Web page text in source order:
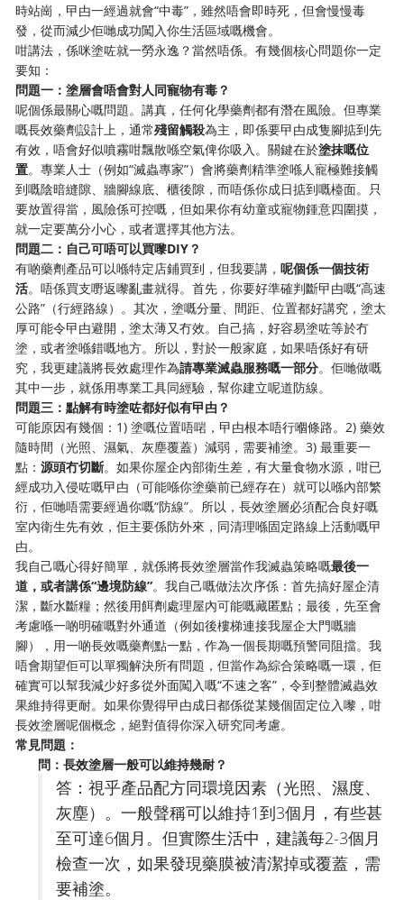
時站崗，曱甴一經過就會“中毒”，雖然唔會即時死，但會慢慢毒
發，從而減少佢哋成功闖入你生活區域嘅機會。
咁講法，係咪塗咗就一勞永逸？當然唔係。有幾個核心問題你一定
要知：
問題一：塗層會唔會對人同寵物有毒？
呢個係最關心嘅問題。講真，任何化學藥劑都有潛在風險。但專業
嘅長效藥劑設計上，通常殘留觸殺為主，即係要曱甴成隻腳掂到先
有效，唔會好似噴霧咁飄散喺空氣俾你吸入。關鍵在於塗抹嘅位
置。專業人士（例如“滅蟲專家”）會將藥劑精準塗喺人寵極難接觸
到嘅陰暗縫隙、牆腳線底、櫃後隙，而唔係你成日掂到嘅檯面。只
要放置得當，風險係可控嘅，但如果你有幼童或寵物鍾意四圍摸，
就一定要萬分小心，或者選擇其他方法。
問題二：自己可唔可以買嚟DIY？
有啲藥劑產品可以喺特定店鋪買到，但我要講，呢個係一個技術
活。唔係買支嘢返嚟亂畫就得。首先，你要好準確判斷曱甴嘅“高速
公路”（行經路線）。其次，塗嘅分量、間距、位置都好講究，塗太
厚可能令曱甴避開，塗太薄又冇效。自己搞，好容易塗咗等於冇
塗，或者塗喺錯嘅地方。所以，對於一般家庭，如果唔係好有研
究，我更建議將長效處理作為請專業滅蟲服務嘅一部分。佢哋做嘅
其中一步，就係用專業工具同經驗，幫你建立呢道防線。
問題三：點解有時塗咗都好似有曱甴？
可能原因有幾個：1) 塗嘅位置唔啱，曱甴根本唔行嗰條路。2) 藥效
隨時間（光照、濕氣、灰塵覆蓋）減弱，需要補塗。3) 最重要一
點：源頭冇切斷。如果你屋企內部衛生差，有大量食物水源，咁已
經成功入侵咗嘅曱甴（可能喺你塗藥前已經存在）就可以喺內部繁
衍，佢哋唔需要經過你嘅“防線”。所以，長效塗層必須配合良好嘅
室內衛生先有效，佢主要係防外來，同清理喺固定路線上活動嘅曱
甴。
我自己嘅心得好簡單，就係將長效塗層當作我滅蟲策略嘅最後一
道，或者講係“邊境防線”。我自己嘅做法次序係：首先搞好屋企清
潔，斷水斷糧；然後用餌劑處理屋內可能嘅藏匿點；最後，先至會
考慮喺一啲明確嘅對外通道（例如後樓梯連接我屋企大門嘅牆
腳），用一啲長效嘅藥劑點一點，作為一個長期嘅預警同阻擋。我
唔會期望佢可以單獨解決所有問題，但當作為綜合策略嘅一環，佢
確實可以幫我減少好多從外面闖入嘅“不速之客”，令到整體滅蟲效
果維持得更耐。如果你覺得曱甴成日都係從某幾個固定位入嚟，咁
長效塗層呢個概念，絕對值得你深入研究同考慮。
常見問題：
問：長效塗層一般可以維持幾耐？
答：視乎產品配方同環境因素（光照、濕度、
灰塵）。一般聲稱可以維持1到3個月，有些甚
至可達6個月。但實際生活中，建議每2-3個月
檢查一次，如果發現藥膜被清潔掉或覆蓋，需
要補塗。